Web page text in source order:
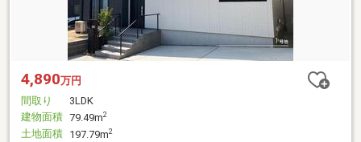
4,890万円
間取り
3LDK
建物面積 79.49m2
土地面積 197.79m2